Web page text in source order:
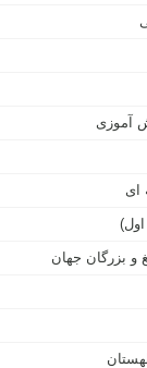
آموزی
ای
و بزرگان جهان